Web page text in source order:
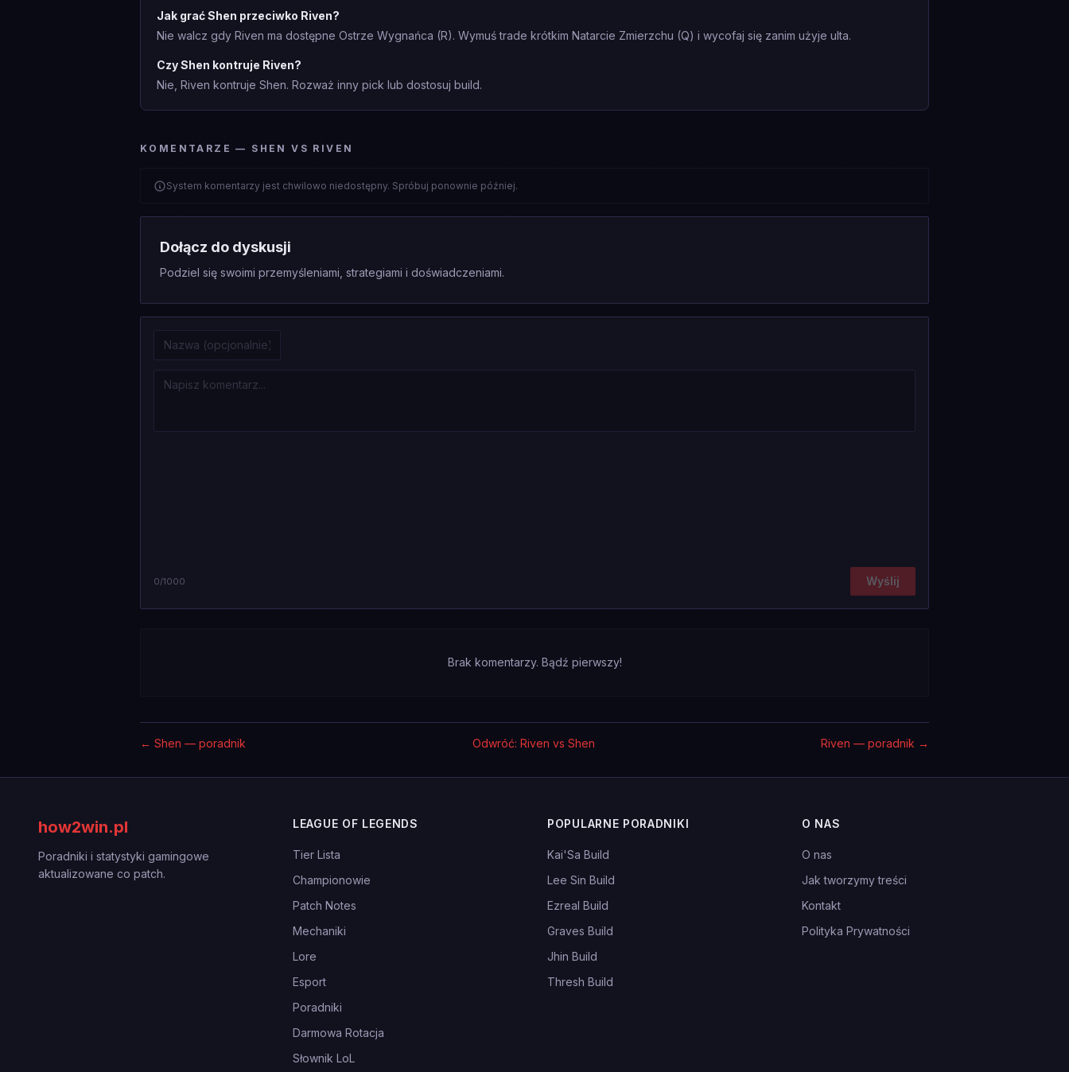
Jak grać Shen przeciwko Riven?
Nie walcz gdy Riven ma dostępne Ostrze Wygnańca (R). Wymuś trade krótkim Natarcie Zmierzchu (Q) i wycofaj się zanim użyje ulta.
Czy Shen kontruje Riven?
Nie, Riven kontruje Shen. Rozważ inny pick lub dostosuj build.
KOMENTARZE — SHEN VS RIVEN
System komentarzy jest chwilowo niedostępny. Spróbuj ponownie później.
Dołącz do dyskusji
Podziel się swoimi przemyśleniami, strategiami i doświadczeniami.
0/1000 Wyślij
Brak komentarzy. Bądź pierwszy!
← Shen — poradnik Odwróć: Riven vs Shen Riven — poradnik →
how2win.pl
Poradniki i statystyki gamingowe
aktualizowane co patch.
LEAGUE OF LEGENDS
Tier Lista
Championowie
Patch Notes
Mechaniki
Lore
Esport
Poradniki
Darmowa Rotacja
Słownik LoL
POPULARNE PORADNIKI
Kai'Sa Build
Lee Sin Build
Ezreal Build
Graves Build
Jhin Build
Thresh Build
O NAS
O nas
Jak tworzymy treści
Kontakt
Polityka Prywatności